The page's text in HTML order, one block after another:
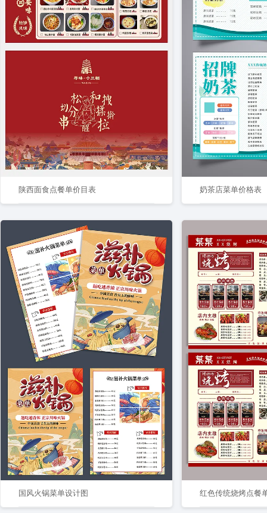
陕西面食点餐单价目表 奶茶店菜单价格表
国风火锅菜单设计图 红色传统烧烤点餐